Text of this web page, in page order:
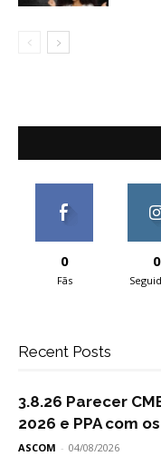
0
Fãs
0
Recent Posts
3.8.26 Parecer
2026 e PPA com
ASCOM - 04/08/2026